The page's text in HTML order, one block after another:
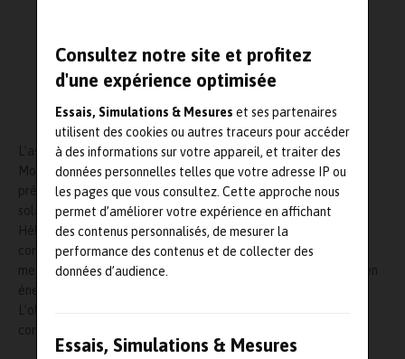
Consultez notre site et profitez
d'une expérience optimisée
Essais, Simulations & Mesures et ses partenaires
utilisent des cookies ou autres traceurs pour accéder
à des informations sur votre appareil, et traiter des
données personnelles telles que votre adresse IP ou
les pages que vous consultez. Cette approche nous
permet d’améliorer votre expérience en affichant
des contenus personnalisés, de mesurer la
performance des contenus et de collecter des
données d’audience.
Essais, Simulations & Mesures
L’association étudiante de HEI Lille, Hélios, est présente sur le
Mondial de l’Automobile du 4 au 14 octobre 2018. Les étudiants
présentent aux visiteurs leur prototype de voiture entièrement
solaire, Hélios 4.Parallèlement au lancement du prototype de
Hélios 4 sur le salon, les étudiants se sont fixés un l’objectif de
concourir à l’European Solar Challenge de 2020. Cette course
mettant en compétition les voitures fonctionnant uniquement en
énergie solaire se déroule tous les deux ans en Belgique.
L’objectif du challenge est de promouvoir des voitures qui
consomment le moins possible.